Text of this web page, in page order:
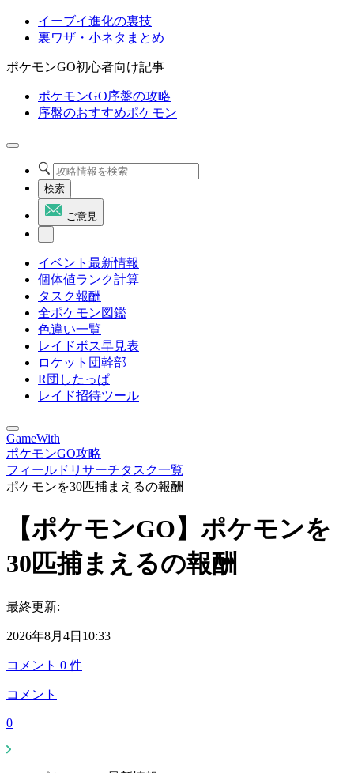
イーブイ進化の裏技
裏ワザ・小ネタまとめ
ポケモンGO初心者向け記事
ポケモンGO序盤の攻略
序盤のおすすめポケモン
検索
ご意見
イベント最新情報
個体値ランク計算
タスク報酬
全ポケモン図鑑
色違い一覧
レイドボス早見表
ロケット団幹部
R団したっぱ
レイド招待ツール
GameWith
ポケモンGO攻略
フィールドリサーチタスク一覧
ポケモンを30匹捕まえるの報酬
【ポケモンGO】ポケモンを
30匹捕まえるの報酬
最終更新:
2026年8月4日10:33
コメント 0 件
コメント
0